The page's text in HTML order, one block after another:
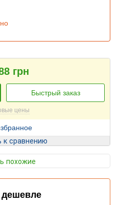
грн
Быстрый заказ
цены
к сравнению
похожие
дешевле